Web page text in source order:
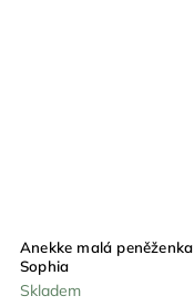
Anekke malá peněženka
Sophia
Skladem